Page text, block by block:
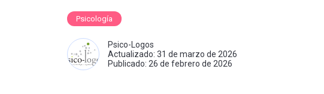
Psicología
Psico-Logos
Actualizado: 31 de marzo de 2026
Publicado: 26 de febrero de 2026